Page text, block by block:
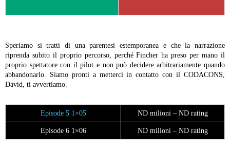
Speriamo si tratti di una parentesi estemporanea e che la narrazione
riprenda subito il proprio percorso, perché Fincher ha preso per mano il
proprio spettatore con il pilot e non può decidere arbitrariamente quando
abbandonarlo. Siamo pronti a metterci in contatto con il CODACONS,
David, ti avvertiamo.
Episode 5 1×05 ND milioni – ND rating
Episode 6 1×06 ND milioni – ND rating